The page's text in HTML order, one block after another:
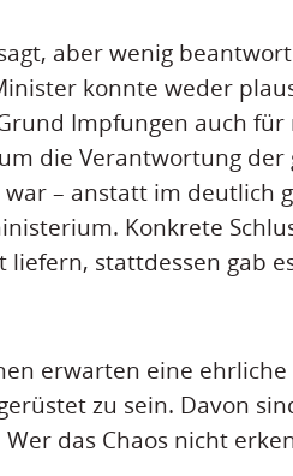
aber wenig
konnte weder
Impfungen auch
die Verantwortung der
– anstatt im deutlich
Konkrete
stattdessen gab
erwarten eine
zu sein. Davon
das Chaos nicht